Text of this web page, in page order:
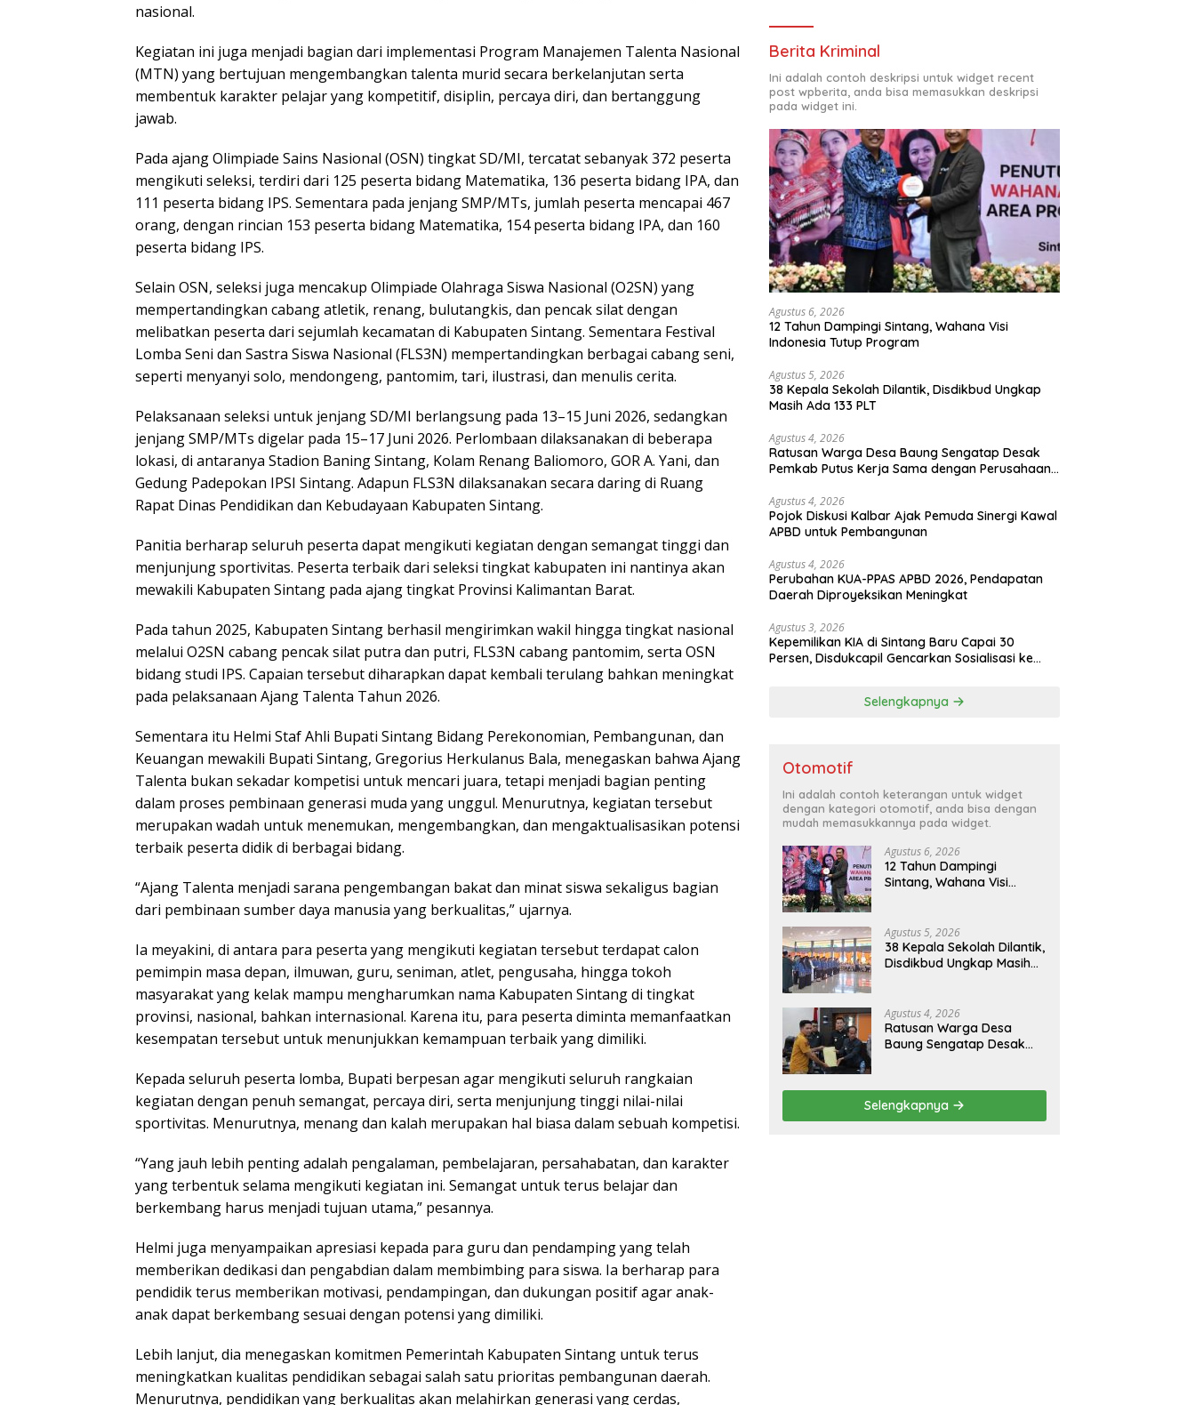
nasional.
Kegiatan ini juga menjadi bagian dari implementasi Program Manajemen Talenta Nasional
(MTN) yang bertujuan mengembangkan talenta murid secara berkelanjutan serta
membentuk karakter pelajar yang kompetitif, disiplin, percaya diri, dan bertanggung
jawab.
Pada ajang Olimpiade Sains Nasional (OSN) tingkat SD/MI, tercatat sebanyak 372 peserta
mengikuti seleksi, terdiri dari 125 peserta bidang Matematika, 136 peserta bidang IPA, dan
111 peserta bidang IPS. Sementara pada jenjang SMP/MTs, jumlah peserta mencapai 467
orang, dengan rincian 153 peserta bidang Matematika, 154 peserta bidang IPA, dan 160
peserta bidang IPS.
Selain OSN, seleksi juga mencakup Olimpiade Olahraga Siswa Nasional (O2SN) yang
mempertandingkan cabang atletik, renang, bulutangkis, dan pencak silat dengan
melibatkan peserta dari sejumlah kecamatan di Kabupaten Sintang. Sementara Festival
Lomba Seni dan Sastra Siswa Nasional (FLS3N) mempertandingkan berbagai cabang seni,
seperti menyanyi solo, mendongeng, pantomim, tari, ilustrasi, dan menulis cerita.
Pelaksanaan seleksi untuk jenjang SD/MI berlangsung pada 13–15 Juni 2026, sedangkan
jenjang SMP/MTs digelar pada 15–17 Juni 2026. Perlombaan dilaksanakan di beberapa
lokasi, di antaranya Stadion Baning Sintang, Kolam Renang Baliomoro, GOR A. Yani, dan
Gedung Padepokan IPSI Sintang. Adapun FLS3N dilaksanakan secara daring di Ruang
Rapat Dinas Pendidikan dan Kebudayaan Kabupaten Sintang.
Panitia berharap seluruh peserta dapat mengikuti kegiatan dengan semangat tinggi dan
menjunjung sportivitas. Peserta terbaik dari seleksi tingkat kabupaten ini nantinya akan
mewakili Kabupaten Sintang pada ajang tingkat Provinsi Kalimantan Barat.
Pada tahun 2025, Kabupaten Sintang berhasil mengirimkan wakil hingga tingkat nasional
melalui O2SN cabang pencak silat putra dan putri, FLS3N cabang pantomim, serta OSN
bidang studi IPS. Capaian tersebut diharapkan dapat kembali terulang bahkan meningkat
pada pelaksanaan Ajang Talenta Tahun 2026.
Sementara itu Helmi Staf Ahli Bupati Sintang Bidang Perekonomian, Pembangunan, dan
Keuangan mewakili Bupati Sintang, Gregorius Herkulanus Bala, menegaskan bahwa Ajang
Talenta bukan sekadar kompetisi untuk mencari juara, tetapi menjadi bagian penting
dalam proses pembinaan generasi muda yang unggul. Menurutnya, kegiatan tersebut
merupakan wadah untuk menemukan, mengembangkan, dan mengaktualisasikan potensi
terbaik peserta didik di berbagai bidang.
“Ajang Talenta menjadi sarana pengembangan bakat dan minat siswa sekaligus bagian
dari pembinaan sumber daya manusia yang berkualitas,” ujarnya.
Ia meyakini, di antara para peserta yang mengikuti kegiatan tersebut terdapat calon
pemimpin masa depan, ilmuwan, guru, seniman, atlet, pengusaha, hingga tokoh
masyarakat yang kelak mampu mengharumkan nama Kabupaten Sintang di tingkat
provinsi, nasional, bahkan internasional. Karena itu, para peserta diminta memanfaatkan
kesempatan tersebut untuk menunjukkan kemampuan terbaik yang dimiliki.
Kepada seluruh peserta lomba, Bupati berpesan agar mengikuti seluruh rangkaian
kegiatan dengan penuh semangat, percaya diri, serta menjunjung tinggi nilai-nilai
sportivitas. Menurutnya, menang dan kalah merupakan hal biasa dalam sebuah kompetisi.
“Yang jauh lebih penting adalah pengalaman, pembelajaran, persahabatan, dan karakter
yang terbentuk selama mengikuti kegiatan ini. Semangat untuk terus belajar dan
berkembang harus menjadi tujuan utama,” pesannya.
Helmi juga menyampaikan apresiasi kepada para guru dan pendamping yang telah
memberikan dedikasi dan pengabdian dalam membimbing para siswa. Ia berharap para
pendidik terus memberikan motivasi, pendampingan, dan dukungan positif agar anak-
anak dapat berkembang sesuai dengan potensi yang dimiliki.
Lebih lanjut, dia menegaskan komitmen Pemerintah Kabupaten Sintang untuk terus
meningkatkan kualitas pendidikan sebagai salah satu prioritas pembangunan daerah.
Menurutnya, pendidikan yang berkualitas akan melahirkan generasi yang cerdas,
Berita Kriminal
Ini adalah contoh deskripsi untuk widget recent
post wpberita, anda bisa memasukkan deskripsi
pada widget ini.
Agustus 6, 2026
12 Tahun Dampingi Sintang, Wahana Visi
Indonesia Tutup Program
Agustus 5, 2026
38 Kepala Sekolah Dilantik, Disdikbud Ungkap
Masih Ada 133 PLT
Agustus 4, 2026
Ratusan Warga Desa Baung Sengatap Desak
Pemkab Putus Kerja Sama dengan Perusahaan
Agustus 4, 2026
Pojok Diskusi Kalbar Ajak Pemuda Sinergi Kawal
APBD untuk Pembangunan
Agustus 4, 2026
Perubahan KUA-PPAS APBD 2026, Pendapatan
Daerah Diproyeksikan Meningkat
Agustus 3, 2026
Kepemilikan KIA di Sintang Baru Capai 30
Persen, Disdukcapil Gencarkan Sosialisasi ke
Selengkapnya
Otomotif
Ini adalah contoh keterangan untuk widget
dengan kategori otomotif, anda bisa dengan
mudah memasukkannya pada widget.
Agustus 6, 2026
12 Tahun Dampingi
Sintang, Wahana Visi
Agustus 5, 2026
38 Kepala Sekolah Dilantik,
Disdikbud Ungkap Masih
Agustus 4, 2026
Ratusan Warga Desa
Baung Sengatap Desak
Selengkapnya